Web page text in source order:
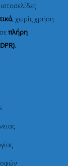
, χωρίς χρήση
πλήρη
.